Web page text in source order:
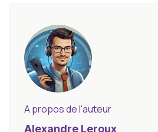
A propos de l'auteur
Alexandre Leroux